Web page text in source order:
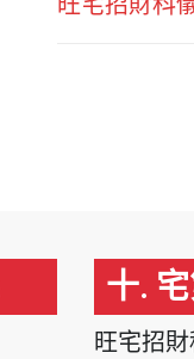
十.
旺宅招